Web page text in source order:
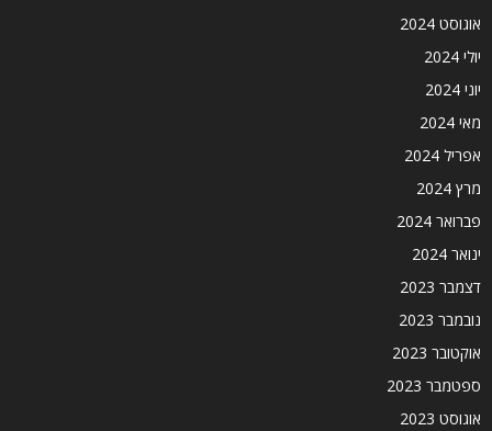
אוגוסט 2024
יולי 2024
יוני 2024
מאי 2024
אפריל 2024
מרץ 2024
פברואר 2024
ינואר 2024
דצמבר 2023
נובמבר 2023
אוקטובר 2023
ספטמבר 2023
אוגוסט 2023